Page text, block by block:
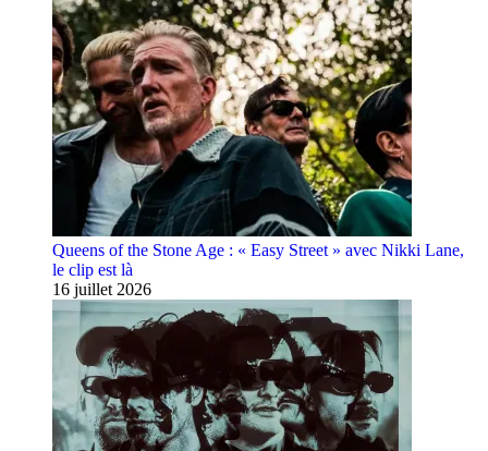
Queens of the Stone Age : « Easy Street » avec Nikki Lane,
le clip est là
16 juillet 2026